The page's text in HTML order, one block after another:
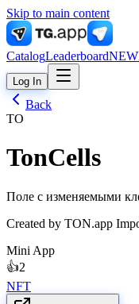
Skip to main content
CatalogLeaderboardNEW
Log In
Back
TO
TonCells
Поле с изменяемыми
Created by TON.app
Mini App
👍2
NFT